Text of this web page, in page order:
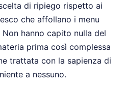
di ripiego rispetto ai
che affollano i menu
hanno capito nulla del
prima così complessa
trattata con la sapienza di
a nessuno.